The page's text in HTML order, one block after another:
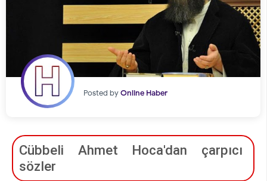
Posted byOnline Haber
Cübbeli Ahmet Hoca'dan çarpıcı
sözler